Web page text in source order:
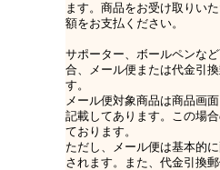
ます。商品をお受け取りい
額をお支払ください。
サポーター、ボールペンな
合、メール便または代金引
す。
メール便対象商品は商品画
記載してあります。この場
ております。
ただし、メール便は基本的
されます。また、代金引換